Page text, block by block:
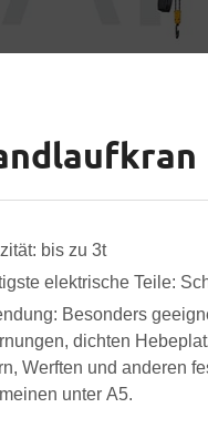
bis zu 3t
elektrische Teile:
Besonders
dichten
Werften und anderen
unter A5.